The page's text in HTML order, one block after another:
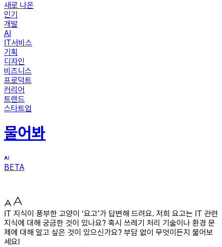
새로 나온
인기
개발
AI
IT서비스
기획
디자인
비즈니스
프로덕트
커리어
트렌드
스타트업
물어봐
BETA
IT 지식이 풍부한 고양이 ‘요고’가 답변해 드려요. 저희 요고는 IT 관련
지식에 대해 궁금한 것이 있나요? 혹시 쓰레기 처리 기술이나 환경 문
제에 대해 알고 싶은 것이 있으신가요? 부담 없이 무엇이든지 물어보
세요!